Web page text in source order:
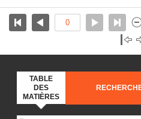
TABLE
DES
MATIÈRES